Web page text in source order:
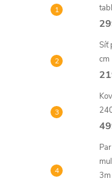
Síť
cm
3m